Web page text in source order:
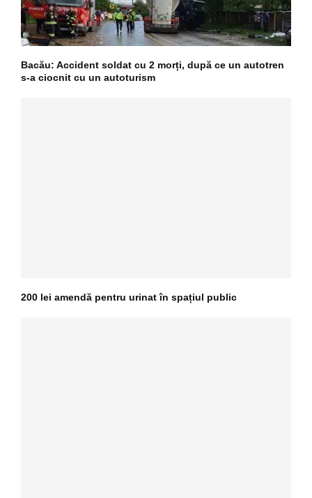
Bacău: Accident soldat cu 2 morți, după ce un autotren
s-a ciocnit cu un autoturism
200 lei amendă pentru urinat în spațiul public